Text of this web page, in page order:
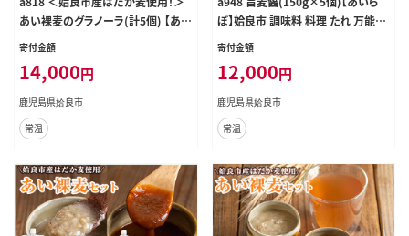
あい裸麦のグラノーラ(計5個) 【あい
らぼ】姶良市 シリアル オートミール
ドライフルーツ ミックス クランベリ
ー レーズン ナッツ グラノラ
寄付金額
14,000円
鹿児島県姶良市
常温
ぼ】姶良市 調味料 料理 たれ 万能た
れ 醤油麹 こうじ 小分け
寄付金額
12,000円
鹿児島県姶良市
常温